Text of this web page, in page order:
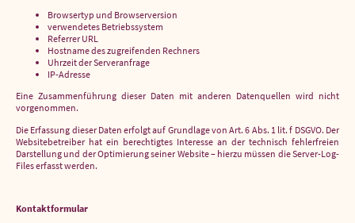
Browsertyp und Browserversion
verwendetes Betriebssystem
Referrer URL
Hostname des zugreifenden Rechners
Uhrzeit der Serveranfrage
IP-Adresse
Eine Zusammenführung dieser Daten mit anderen Datenquellen wird nicht
vorgenommen.
Die Erfassung dieser Daten erfolgt auf Grundlage von Art. 6 Abs. 1 lit. f DSGVO. Der
Websitebetreiber hat ein berechtigtes Interesse an der technisch fehlerfreien
Darstellung und der Optimierung seiner Website – hierzu müssen die Server-Log-
Files erfasst werden.
Kontaktformular